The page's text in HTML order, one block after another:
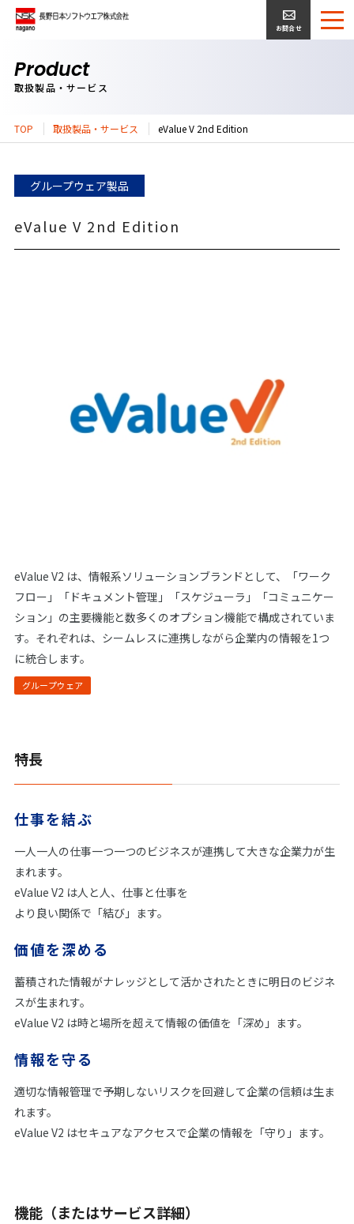
お問合せ
取扱製品・サービス
Product
TOP 取扱製品・サービス eValue V 2nd Edition
グループウェア製品
eValue V 2nd Edition
eValue V2 は、情報系ソリューションブランドとして、「ワーク
フロー」「ドキュメント管理」「スケジューラ」「コミュニケー
ション」の主要機能と数多くのオプション機能で構成されていま
す。それぞれは、シームレスに連携しながら企業内の情報を1つ
に統合します。
グループウェア
特長
仕事を結ぶ
一人一人の仕事一つ一つのビジネスが連携して大きな企業力が生
まれます。
eValue V2 は人と人、仕事と仕事を
より良い関係で「結び」ます。
価値を深める
蓄積された情報がナレッジとして活かされたときに明日のビジネ
スが生まれす。
eValue V2 は時と場所を超えて情報の価値を「深め」ます。
情報を守る
適切な情報管理で予期しないリスクを回避して企業の信頼は生ま
れます。
eValue V2 はセキュアなアクセスで企業の情報を「守り」ます。
機能（またはサービス詳細）